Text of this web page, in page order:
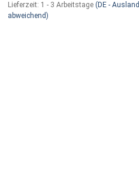
Lieferzeit: 1 - 3 Arbeitstage (DE - Ausland
abweichend)